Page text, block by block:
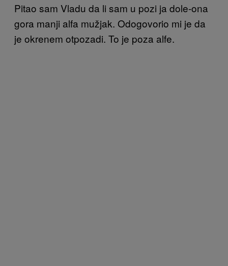
Pitao sam Vladu da li sam u pozi ja dole-ona
gora manji alfa mužjak. Odogovorio mi je da
je okrenem otpozadi. To je poza alfe.